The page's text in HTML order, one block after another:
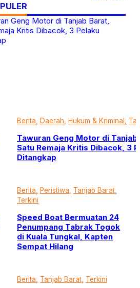
Berita Daerah Hukum & Kriminal
Tawuran Geng Motor di Tanjab
Satu Remaja Kritis Dibacok, 3
Ditangkap
Berita Peristiwa
Tanjab Barat
Terkini
Speed Boat Bermuatan 24
Penumpang Tabrak Togok
di Kuala Tungkal, Kapten
Sempat Hilang
Berita Tanjab Barat Terkini